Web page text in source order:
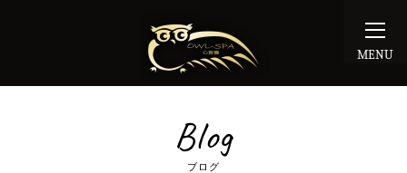
MENU
Blog
ブログ